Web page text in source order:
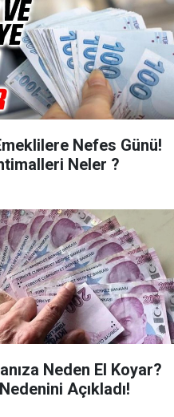
Nefes Günü!
Neler ?
Neden El Koyar?
Açıkladı!